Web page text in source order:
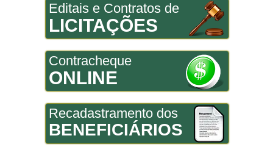
Editais e Contratos de
LICITAÇÕES
Contracheque
ONLINE
Recadastramento dos
BENEFICIÁRIOS